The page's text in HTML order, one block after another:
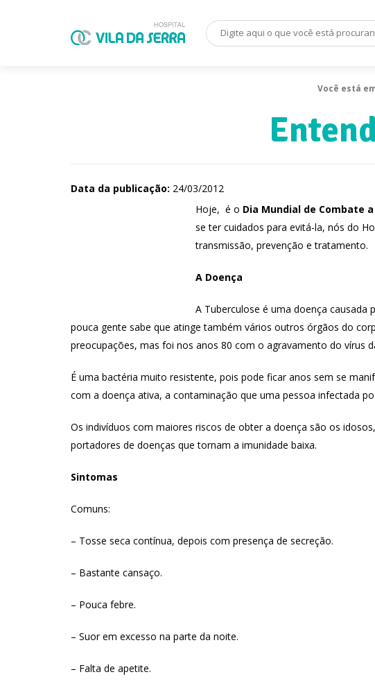
Você está
Data da publicação: 24/03/2012
Hoje, é o Dia Mundial de Combate
se ter cuidados para evitá-la, nós do
transmissão, prevenção e tratamento.
A Doença
A Tuberculose é uma doença
pouca gente sabe que atinge também vários outros órgãos do
preocupações, mas foi nos anos 80 com o agravamento do vírus
É uma bactéria muito resistente, pois pode ficar anos sem se
com a doença ativa, a contaminação que uma pessoa infectada
Os indivíduos com maiores riscos de obter a doença são os
portadores de doenças que tornam a imunidade baixa.
Sintomas
Comuns:
– Tosse seca contínua, depois com presença de secreção.
– Bastante cansaço.
– Pouca febre.
– Suor em excesso na parte da noite.
– Falta de apetite.